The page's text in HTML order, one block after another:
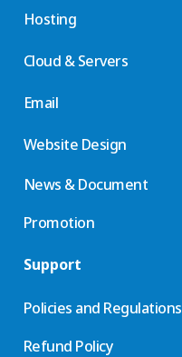
Hosting
Cloud & Servers
Email
Website Design
News & Document
Promotion
Support
Policies and Regulations
Refund Policy